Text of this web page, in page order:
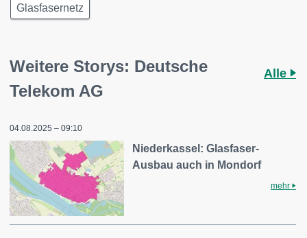
Glasfasernetz
Weitere Storys: Deutsche
Telekom AG
Alle
04.08.2025 – 09:10
Niederkassel: Glasfaser-
Ausbau auch in Mondorf
mehr